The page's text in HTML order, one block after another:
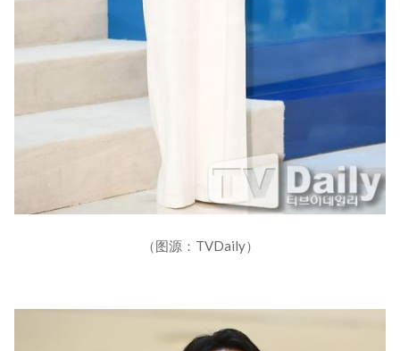
（图源：TVDaily）